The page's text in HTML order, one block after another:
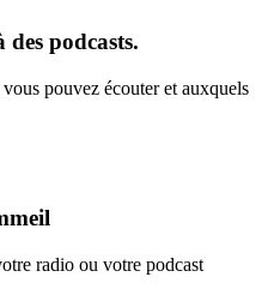
des podcasts.
pouvez écouter et auxquels
radio ou votre podcast